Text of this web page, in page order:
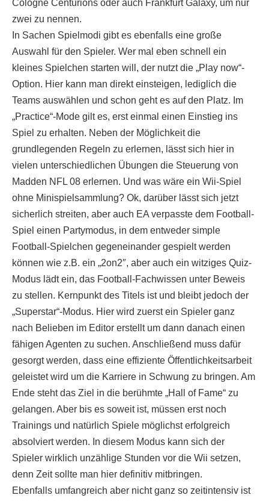
Cologne Centurions oder auch Frankfurt Galaxy, um nur
zwei zu nennen.
In Sachen Spielmodi gibt es ebenfalls eine große
Auswahl für den Spieler. Wer mal eben schnell ein
kleines Spielchen starten will, der nutzt die „Play now“-
Option. Hier kann man direkt einsteigen, lediglich die
Teams auswählen und schon geht es auf den Platz. Im
„Practice“-Mode gilt es, erst einmal einen Einstieg ins
Spiel zu erhalten. Neben der Möglichkeit die
grundlegenden Regeln zu erlernen, lässt sich hier in
vielen unterschiedlichen Übungen die Steuerung von
Madden NFL 08 erlernen. Und was wäre ein Wii-Spiel
ohne Minispielsammlung? Ok, darüber lässt sich jetzt
sicherlich streiten, aber auch EA verpasste dem Football-
Spiel einen Partymodus, in dem entweder simple
Football-Spielchen gegeneinander gespielt werden
können wie z.B. ein „2on2″, aber auch ein witziges Quiz-
Modus lädt ein, das Football-Fachwissen unter Beweis
zu stellen. Kernpunkt des Titels ist und bleibt jedoch der
„Superstar“-Modus. Hier wird zuerst ein Spieler ganz
nach Belieben im Editor erstellt um dann danach einen
fähigen Agenten zu suchen. Anschließend muss dafür
gesorgt werden, dass eine effiziente Öffentlichkeitsarbeit
geleistet wird um die Karriere in Schwung zu bringen. Am
Ende steht das Ziel in die berühmte „Hall of Fame“ zu
gelangen. Aber bis es soweit ist, müssen erst noch
Trainings und natürlich Spiele möglichst erfolgreich
absolviert werden. In diesem Modus kann sich der
Spieler wirklich unzählige Stunden vor die Wii setzen,
denn Zeit sollte man hier definitiv mitbringen.
Ebenfalls umfangreich aber nicht ganz so zeitintensiv ist